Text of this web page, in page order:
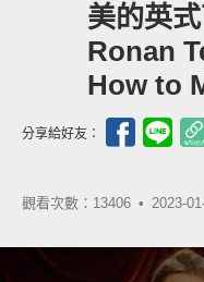
美的英
Ronan
How to
分享給好友：
觀看次數：13406 • 2023-